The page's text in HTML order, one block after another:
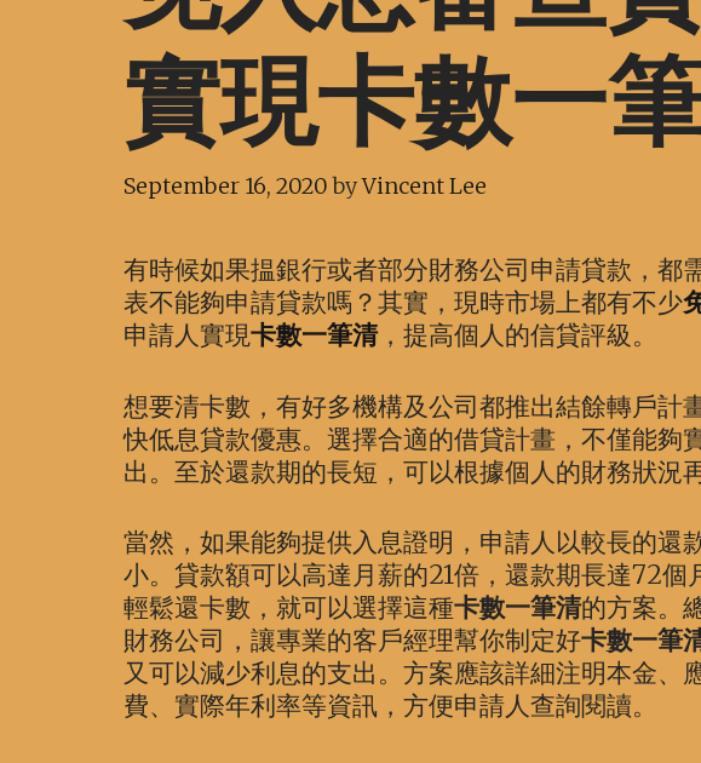
實現卡數一
September 16, 2020 byVincent Lee
有時候如果揾銀行或者部分財務公司申請貸款，都
表不能夠申請貸款嗎？其實，現時市場上都有不少
申請人實現卡數一筆清，提高個人的信貸評級。
想要清卡數，有好多機構及公司都推出結餘轉戶計
快低息貸款優惠。選擇合適的借貸計畫，不僅能夠
出。至於還款期的長短，可以根據個人的財務狀況
當然，如果能夠提供入息證明，申請人以較長的還
小。貸款額可以高達月薪的21倍，還款期長達72
輕鬆還卡數，就可以選擇這種卡數一筆清的方案。
財務公司，讓專業的客戶經理幫你制定好卡數一筆
又可以減少利息的支出。方案應該詳細注明本金、
費、實際年利率等資訊，方便申請人查詢閱讀。